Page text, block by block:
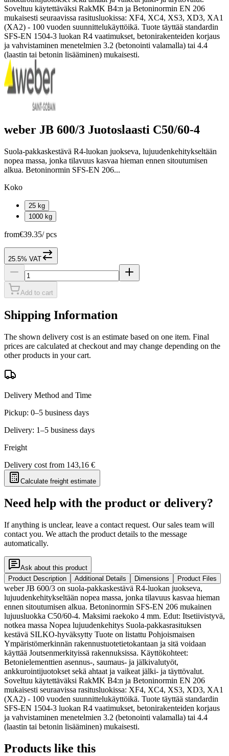
Soveltuu käytettäväksi RakMK B4:n ja Betoninormin EN 206
mukaisesti seuraavissa rasitusluokissa: XF4, XC4, XS3, XD3, XA1
(XA2) - 100 vuoden suunnittelukäyttöikä. Tuote täyttää standardin
SFS-EN 1504-3 luokan R4 vaatimukset, betonirakenteiden korjaus
ja vahvistaminen menetelmien 3.2 (betonointi valamalla) tai 4.4
(laastin tai betonin lisääminen) mukaisesti.
weber JB 600/3 Juotoslaasti C50/60-4
Suola-pakkaskestävä R4-luokan juokseva, lujuudenkehitykseltään
nopea massa, jonka tilavuus kasvaa hieman ennen sitoutumisen
alkua. Betoninormin SFS-EN 206...
Koko
25 kg
1000 kg
from€39.35/ pcs
25.5% VAT
Add to cart
Shipping Information
The shown delivery cost is an estimate based on one item. Final
prices are calculated at checkout and may change depending on the
other products in your cart.
Delivery Method and Time
Pickup: 0–5 business days
Delivery: 1–5 business days
Freight
Delivery cost from 143,16 €
Calculate freight estimate
Need help with the product or delivery?
If anything is unclear, leave a contact request. Our sales team will
contact you. We attach the product details to the message
automatically.
Ask about this product
Product Description
Additional Details Dimensions Product Files
weber JB 600/3 on suola-pakkaskestävä R4-luokan juokseva,
lujuudenkehitykseltään nopea massa, jonka tilavuus kasvaa hieman
ennen sitoutumisen alkua. Betoninormin SFS-EN 206 mukainen
lujuusluokka C50/60-4. Maksimi raekoko 4 mm. Edut: Itsetiivistyvä,
notkea massa Nopea lujuudenkehitys Suola-pakkasrasituksen
kestävä SILKO-hyväksytty Tuote on listattu Pohjoismaisen
Ympäristömerkinnän rakennustuotetietokantaan ja sitä voidaan
käyttää Joutsenmerkityissä rakennuksissa. Käyttökohteet:
Betonielementtien asennus-, saumaus- ja jälkivalutyöt,
ankkurointijuotokset sekä ahtaat ja vaikeat jälki- ja täyttövalut.
Soveltuu käytettäväksi RakMK B4:n ja Betoninormin EN 206
mukaisesti seuraavissa rasitusluokissa: XF4, XC4, XS3, XD3, XA1
(XA2) - 100 vuoden suunnittelukäyttöikä. Tuote täyttää standardin
SFS-EN 1504-3 luokan R4 vaatimukset, betonirakenteiden korjaus
ja vahvistaminen menetelmien 3.2 (betonointi valamalla) tai 4.4
(laastin tai betonin lisääminen) mukaisesti.
Products like this